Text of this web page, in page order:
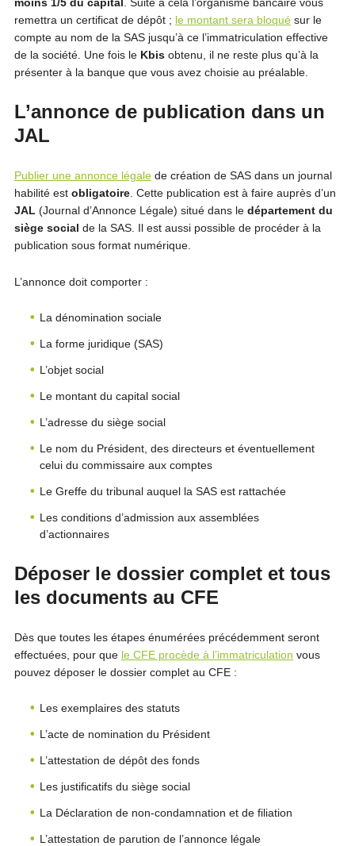
remettra un certificat de dépôt ; le montant sera bloquésur le
compte au nom de la SAS jusqu’à ce l’immatriculation effective
de la société. Une fois le Kbisobtenu, il ne reste plus qu’à la
présenter à la banque que vous avez choisie au préalable.
L’annonce de publication dans un
JAL
Publier une annonce légalede création de SAS dans un journal
habilité est obligatoire. Cette publication est à faire auprès d’un
JAL (Journal d’Annonce Légale) situé dans le département du
siège social de la SAS. Il est aussi possible de procéder à la
publication sous format numérique.
L’annonce doit comporter :
La dénomination sociale
La forme juridique (SAS)
L’objet social
Le montant du capital social
L’adresse du siège social
Le nom du Président, des directeurs et éventuellement
celui du commissaire aux comptes
Le Greffe du tribunal auquel la SAS est rattachée
Les conditions d’admission aux assemblées
d’actionnaires
Déposer le dossier complet et tous
les documents au CFE
Dès que toutes les étapes énumérées précédemment seront
effectuées, pour que le CFE procède à l’immatriculation vous
pouvez déposer le dossier complet au CFE :
Les exemplaires des statuts
L’acte de nomination du Président
L’attestation de dépôt des fonds
Les justificatifs du siège social
La Déclaration de non-condamnation et de filiation
L’attestation de parution de l’annonce légale